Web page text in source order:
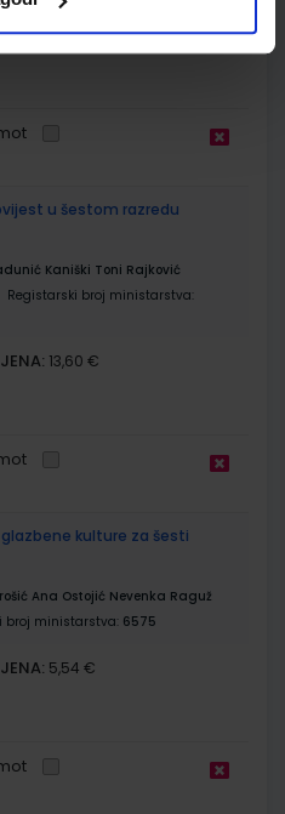
11,08 €
u šestom razredu
Kaniški Toni Rajković
Registarski broj ministarstva:
13,60 €
glazbene kulture za šesti
Ana Ostojić Nevenka Raguž
broj ministarstva: 6575
5,54 €